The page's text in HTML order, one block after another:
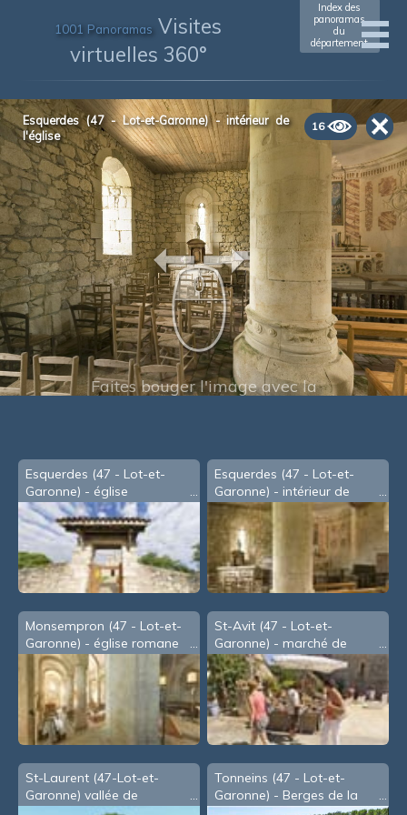
1001 Panoramas Visites
virtuelles 360°
Index des
panoramas
du
département
16
Esquerdes (47 - Lot-et-Garonne) - intérieur de
l'église
Faites bouger l'image avec la
Esquerdes (47 - Lot-et-
Garonne) - église
Esquerdes (47 - Lot-et-
Garonne) - intérieur de
l'église
Monsempron (47 - Lot-et-
Garonne) - église romane
de Saint-Géraud
St-Avit (47 - Lot-et-
Garonne) - marché de
potiers
St-Laurent (47-Lot-et-
Garonne) vallée de
Tonneins (47 - Lot-et-
Garonne) - Berges de la